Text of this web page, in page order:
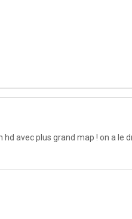
avec plus grand map ! on a